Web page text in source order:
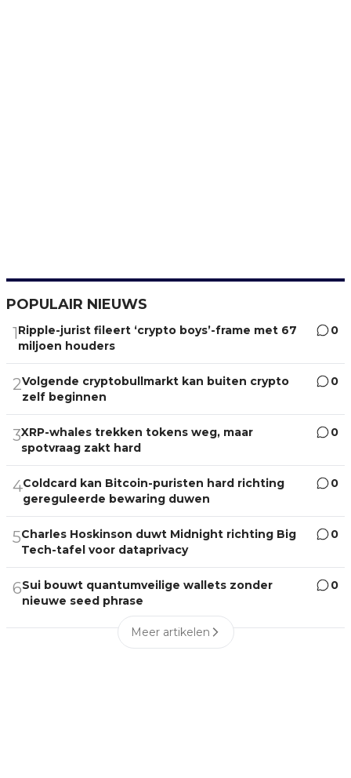
POPULAIR NIEUWS
1Ripple-jurist fileert ‘crypto boys’-frame met 67
miljoen houders
0
2Volgende cryptobullmarkt kan buiten crypto
zelf beginnen
0
3XRP-whales trekken tokens weg, maar
spotvraag zakt hard
0
4Coldcard kan Bitcoin-puristen hard richting
gereguleerde bewaring duwen
0
5Charles Hoskinson duwt Midnight richting Big
Tech-tafel voor dataprivacy
0
6Sui bouwt quantumveilige wallets zonder
nieuwe seed phrase
0
Meer artikelen